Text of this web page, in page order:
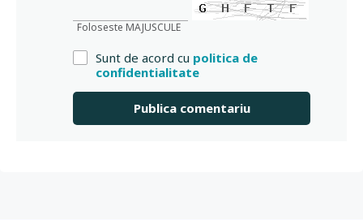
Foloseste MAJUSCULE
Sunt de acord cu politica de
confidentialitate